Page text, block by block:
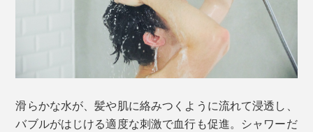
滑らかな水が、髪や肌に絡みつくように流れて浸透し、
バブルがはじける適度な刺激で血行も促進。シャワーだ